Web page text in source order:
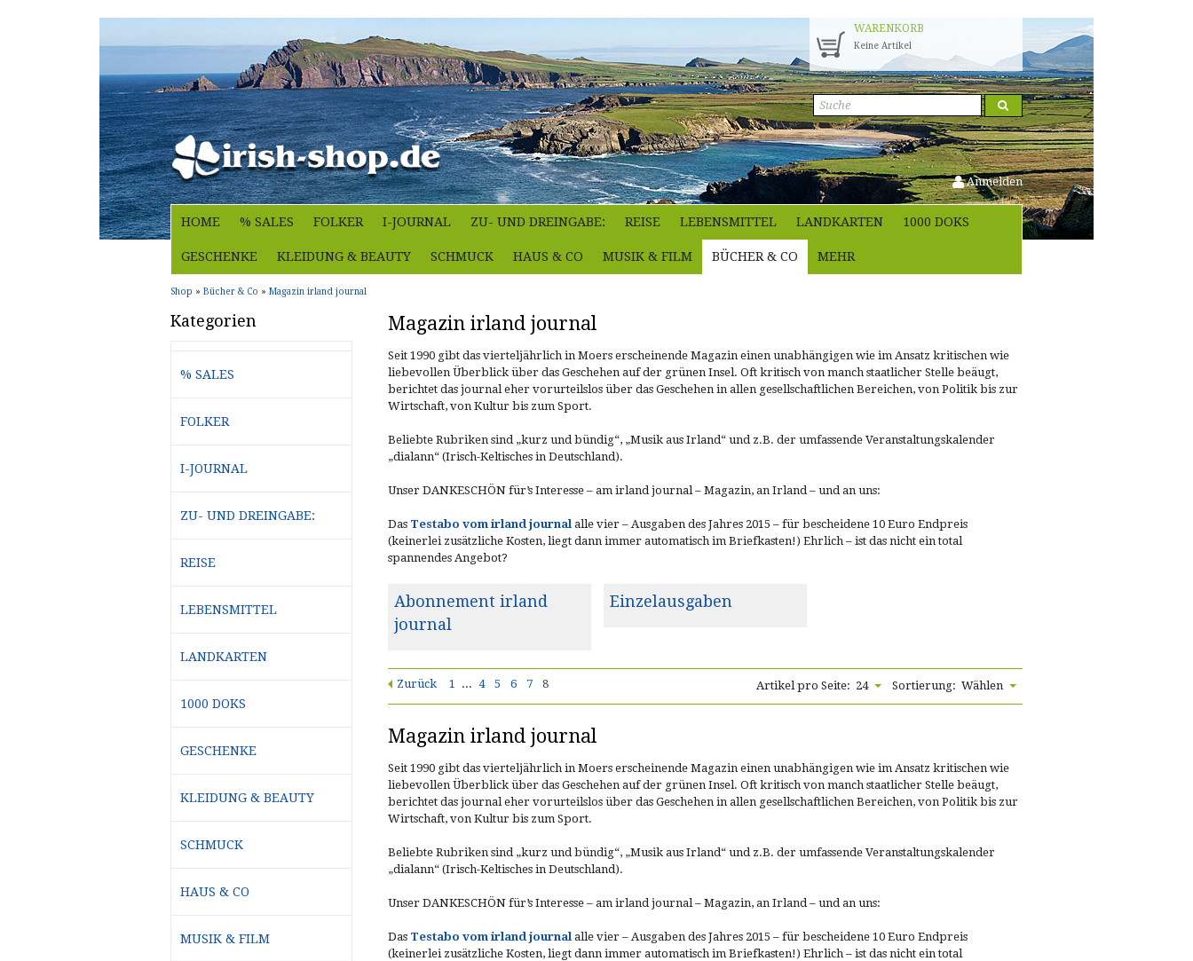
WARENKORB
Keine Artikel
Anmelden
HOME % SALES FOLKER I-JOURNAL ZU- UND DREINGABE: REISE LEBENSMITTEL LANDKARTEN 1000 DOKS
GESCHENKE KLEIDUNG & BEAUTY SCHMUCK HAUS & CO MUSIK & FILM BÜCHER & CO MEHR
Shop » Bücher & Co » Magazin irland journal
Magazin irland journal
Seit 1990 gibt das vierteljährlich in Moers erscheinende Magazin einen unabhängigen wie im Ansatz kritischen wie
liebevollen Überblick über das Geschehen auf der grünen Insel. Oft kritisch von manch staatlicher Stelle beäugt,
berichtet das journal eher vorurteilslos über das Geschehen in allen gesellschaftlichen Bereichen, von Politik bis zur
Wirtschaft, von Kultur bis zum Sport.
Beliebte Rubriken sind „kurz und bündig“, „Musik aus Irland“ und z.B. der umfassende Veranstaltungskalender
„dialann“ (Irisch-Keltisches in Deutschland).
Unser DANKESCHÖN für’s Interesse – am irland journal – Magazin, an Irland – und an uns:
Das Testabo vom irland journal alle vier – Ausgaben des Jahres 2015 – für bescheidene 10 Euro Endpreis
(keinerlei zusätzliche Kosten, liegt dann immer automatisch im Briefkasten!) Ehrlich – ist das nicht ein total
spannendes Angebot?
Abonnement irland
journal
Einzelausgaben
Zurück 1 ... 4 5 6 7 8 Sortierung: Wählen
Artikel pro Seite: 24
Magazin irland journal
Seit 1990 gibt das vierteljährlich in Moers erscheinende Magazin einen unabhängigen wie im Ansatz kritischen wie
liebevollen Überblick über das Geschehen auf der grünen Insel. Oft kritisch von manch staatlicher Stelle beäugt,
berichtet das journal eher vorurteilslos über das Geschehen in allen gesellschaftlichen Bereichen, von Politik bis zur
Wirtschaft, von Kultur bis zum Sport.
Beliebte Rubriken sind „kurz und bündig“, „Musik aus Irland“ und z.B. der umfassende Veranstaltungskalender
„dialann“ (Irisch-Keltisches in Deutschland).
Unser DANKESCHÖN für’s Interesse – am irland journal – Magazin, an Irland – und an uns:
Das Testabo vom irland journal alle vier – Ausgaben des Jahres 2015 – für bescheidene 10 Euro Endpreis
(keinerlei zusätzliche Kosten, liegt dann immer automatisch im Briefkasten!) Ehrlich – ist das nicht ein total
Kategorien
% SALES
FOLKER
I-JOURNAL
ZU- UND DREINGABE:
REISE
LEBENSMITTEL
LANDKARTEN
1000 DOKS
GESCHENKE
KLEIDUNG & BEAUTY
SCHMUCK
HAUS & CO
MUSIK & FILM